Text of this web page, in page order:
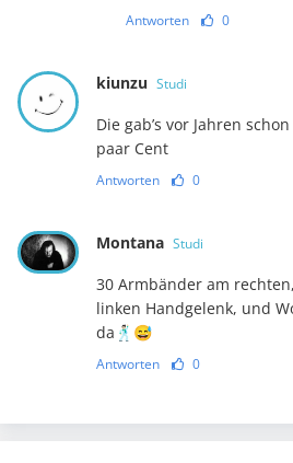
Antworten 0
kiunzu Studi
Die gab’s vor Jahren
paar Cent
Antworten 0
Montana Studi
30 Armbänder am
linken Handgelenk, und
da🕺🏻😅
Antworten 0